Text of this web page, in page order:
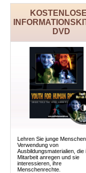
DVD
Lehren Sie junge
Verwendung von
Ausbildungsmaterialien, die
Mitarbeit anregen und sie
interessieren, ihre
Menschenrechte.